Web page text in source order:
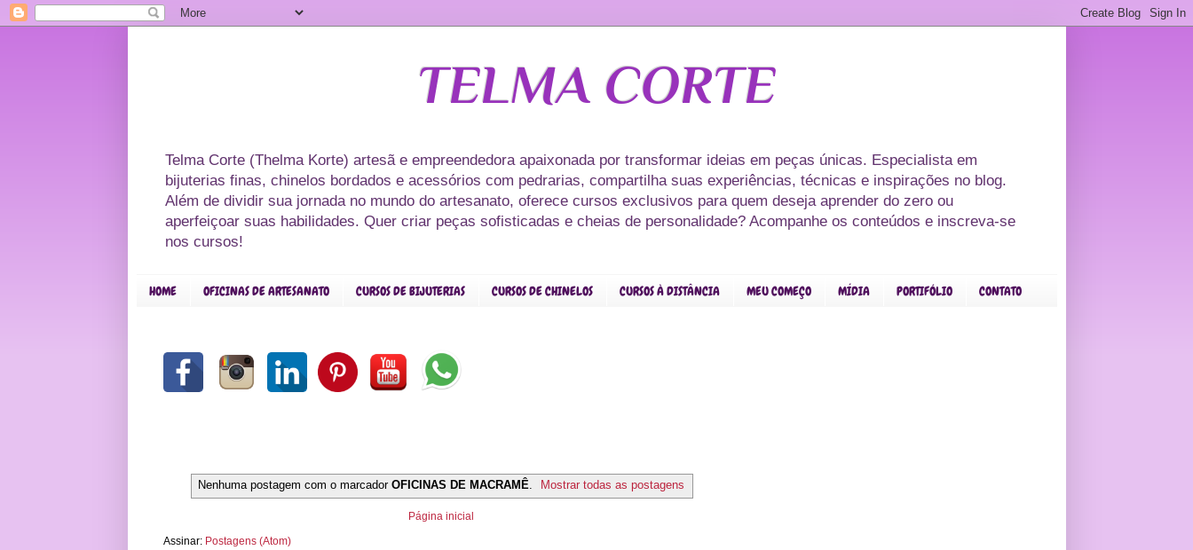
TELMA CORTE
Telma Corte (Thelma Korte) artesã e empreendedora apaixonada por transformar ideias em peças únicas. Especialista em
bijuterias finas, chinelos bordados e acessórios com pedrarias, compartilha suas experiências, técnicas e inspirações no blog.
Além de dividir sua jornada no mundo do artesanato, oferece cursos exclusivos para quem deseja aprender do zero ou
aperfeiçoar suas habilidades. Quer criar peças sofisticadas e cheias de personalidade? Acompanhe os conteúdos e inscreva-se
nos cursos!
HOME OFICINAS DE ARTESANATO CURSOS DE BIJUTERIAS CURSOS DE CHINELOS CURSOS À DISTÂNCIA MEU COMEÇO MÍDIA PORTIFÓLIO CONTATO
Nenhuma postagem com o marcador OFICINAS DE MACRAMÊ. Mostrar todas as postagens
Página inicial
Assinar: Postagens (Atom)